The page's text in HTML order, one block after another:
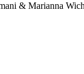
& Marianna